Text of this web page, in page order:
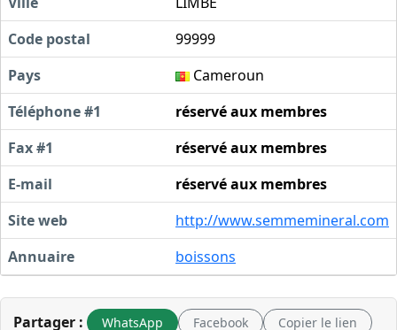
Code postal
99999
Pays
Cameroun
Téléphone #1
réservé aux membres
Fax #1
réservé aux membres
E-mail
réservé aux membres
Site web
http://www.semmemineral.com
Annuaire
boissons
Partager : WhatsApp Facebook Copier le lien